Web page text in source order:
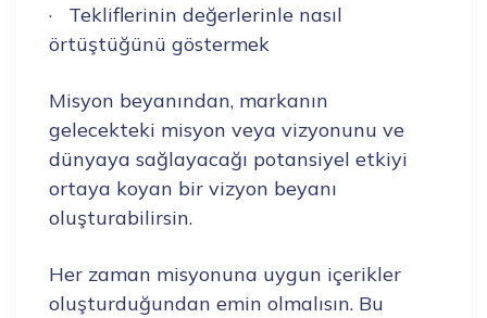
· Tekliflerinin değerlerinle nasıl
örtüştüğünü göstermek
Misyon beyanından, markanın
gelecekteki misyon veya vizyonunu ve
dünyaya sağlayacağı potansiyel etkiyi
ortaya koyan bir vizyon beyanı
oluşturabilirsin.
Her zaman misyonuna uygun içerikler
oluşturduğundan emin olmalısın. Bu